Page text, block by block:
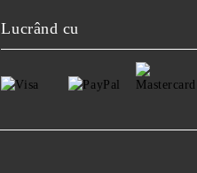
Lucrând cu